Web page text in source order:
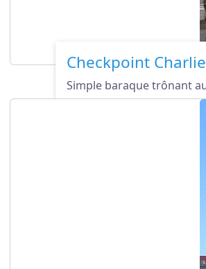
Checkpoint Charlie
Simple baraque trônant